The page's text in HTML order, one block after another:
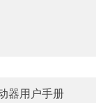
器用户手册